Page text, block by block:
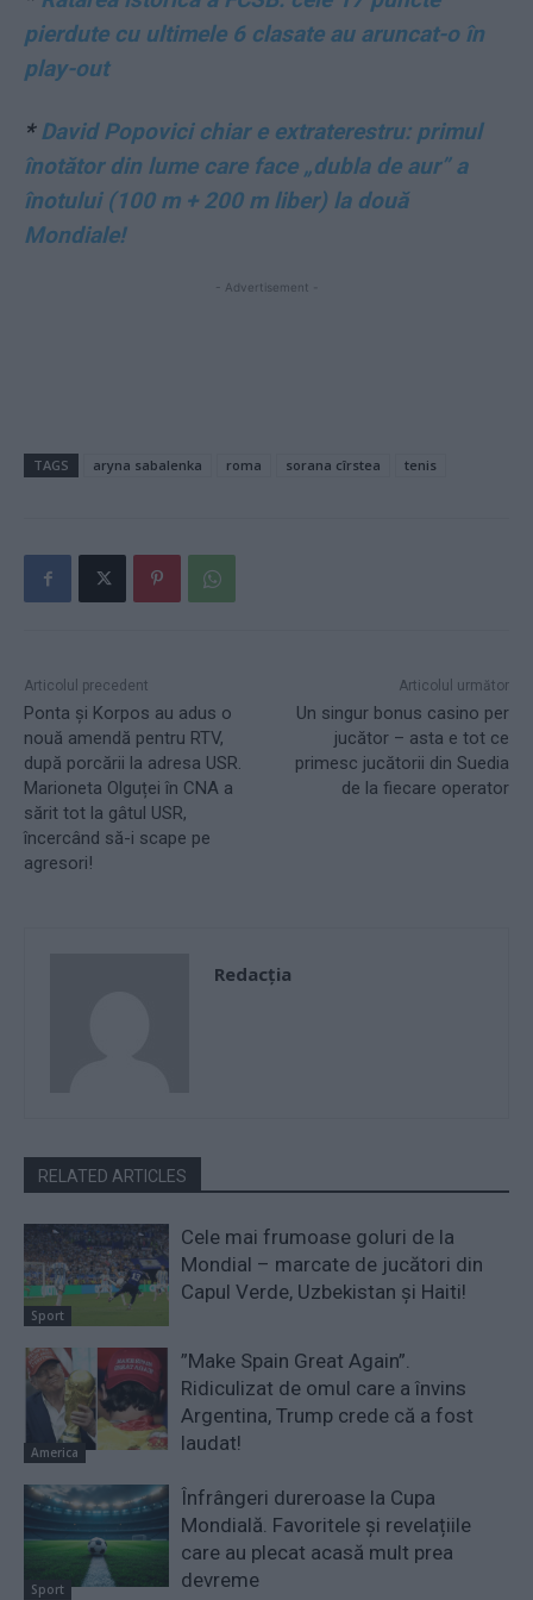
pierdute cu ultimele 6 clasate au aruncat-o în
play-out
*David Popovici chiar e extraterestru: primul
înotător din lume care face „dubla de aur” a
înotului (100 m + 200 m liber) la două
Mondiale!
- Advertisement -
TAGS aryna sabalenka roma sorana cîrstea tenis
Articolul precedent
Ponta și Korpos au adus o
nouă amendă pentru RTV,
după porcării la adresa USR.
Marioneta Olguței în CNA a
sărit tot la gâtul USR,
încercând să-i scape pe
agresori!
Articolul următor
Un singur bonus casino per
jucător – asta e tot ce
primesc jucătorii din Suedia
de la fiecare operator
Redacţia
RELATED ARTICLES
Sport
Cele mai frumoase goluri de la
Mondial – marcate de jucători din
Capul Verde, Uzbekistan și Haiti!
America
”Make Spain Great Again”.
Ridiculizat de omul care a învins
Argentina, Trump crede că a fost
laudat!
Sport
Înfrângeri dureroase la Cupa
Mondială. Favoritele și revelațiile
care au plecat acasă mult prea
devreme